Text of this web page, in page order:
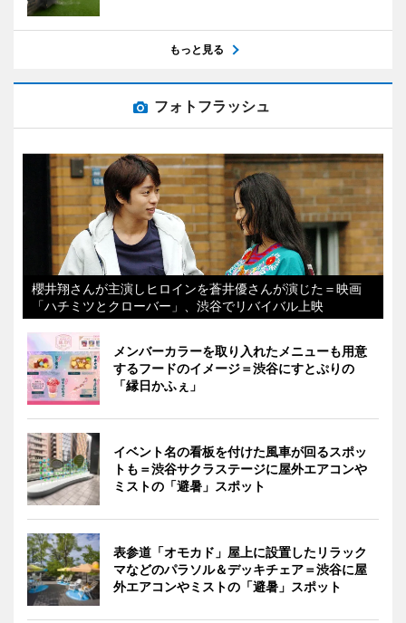
もっと見る
フォトフラッシュ
櫻井翔さんが主演しヒロインを蒼井優さんが演じた＝映画
「ハチミツとクローバー」、渋谷でリバイバル上映
メンバーカラーを取り入れたメニューも用意
するフードのイメージ＝渋谷にすとぷりの
「縁日かふぇ」
イベント名の看板を付けた風車が回るスポッ
トも＝渋谷サクラステージに屋外エアコンや
ミストの「避暑」スポット
表参道「オモカド」屋上に設置したリラック
マなどのパラソル＆デッキチェア＝渋谷に屋
外エアコンやミストの「避暑」スポット